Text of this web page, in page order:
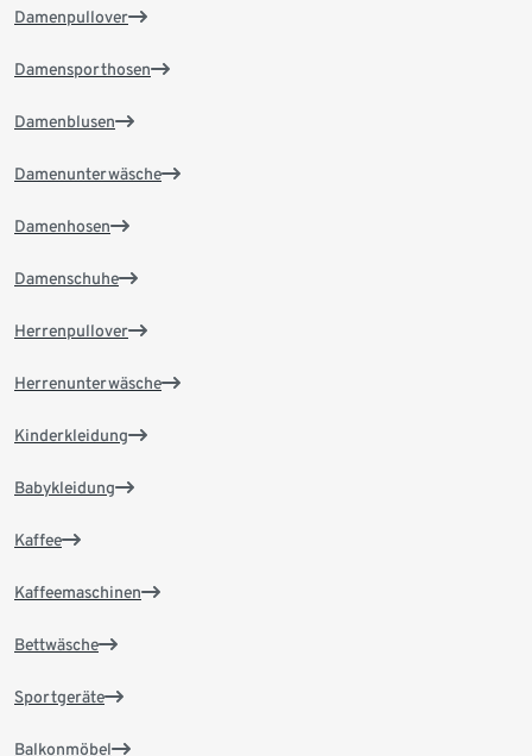
Damenpullover
Damensporthosen
Damenblusen
Damenunterwäsche
Damenhosen
Damenschuhe
Herrenpullover
Herrenunterwäsche
Kinderkleidung
Babykleidung
Kaffee
Kaffeemaschinen
Bettwäsche
Sportgeräte
Balkonmöbel